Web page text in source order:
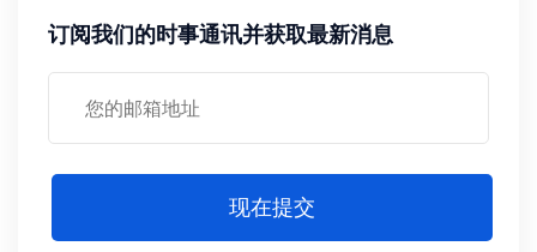
订阅我们的时事通讯并获取最新消息
现在提交